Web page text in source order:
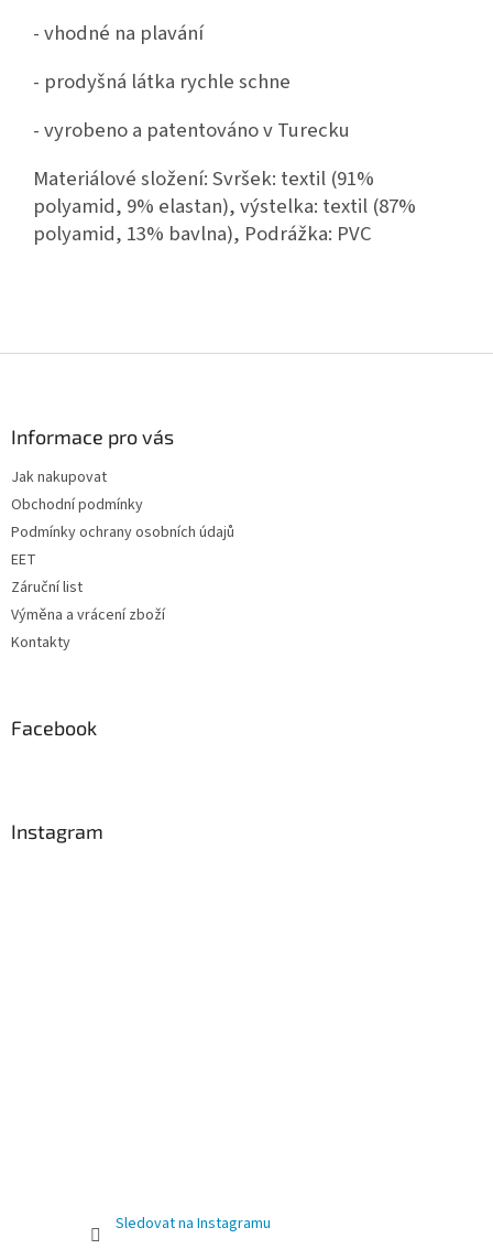
- vhodné na plavání
- prodyšná látka rychle schne
- vyrobeno a patentováno v Turecku
Materiálové složení: Svršek: textil (91%
polyamid, 9% elastan), výstelka: textil (87%
polyamid, 13% bavlna), Podrážka: PVC
Informace pro vás
Jak nakupovat
Obchodní podmínky
Podmínky ochrany osobních údajů
EET
Záruční list
Výměna a vrácení zboží
Kontakty
Facebook
Instagram
Sledovat na Instagramu